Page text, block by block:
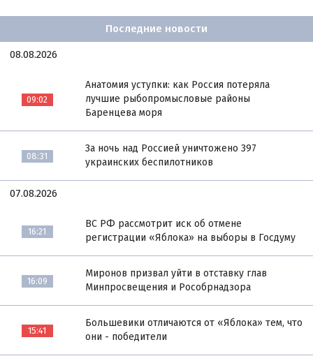
Последние новости
08.08.2026
09:02
Анатомия уступки: как Россия потеряла
лучшие рыбопромысловые районы
Баренцева моря
08:31
За ночь над Россией уничтожено 397
украинских беспилотников
07.08.2026
16:21
ВС РФ рассмотрит иск об отмене
регистрации «Яблока» на выборы в Госдуму
16:09
Миронов призвал уйти в отставку глав
Минпросвещения и Рособрнадзора
15:41
Большевики отличаются от «Яблока» тем, что
они - победители